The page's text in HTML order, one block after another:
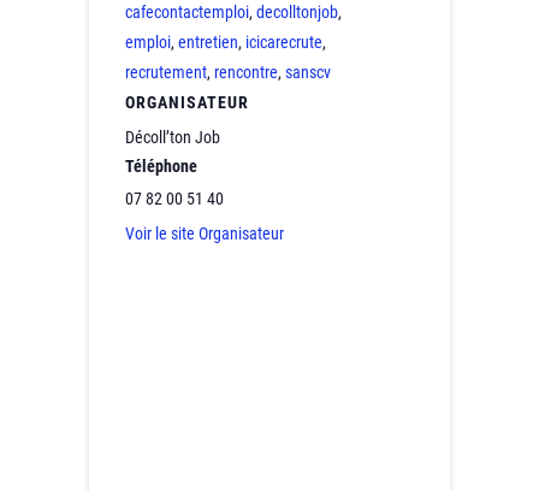
cafecontactemploi, decolltonjob,
emploi, entretien, icicarecrute,
recrutement, rencontre, sanscv
ORGANISATEUR
Décoll’ton Job
Téléphone
07 82 00 51 40
Voir le site Organisateur